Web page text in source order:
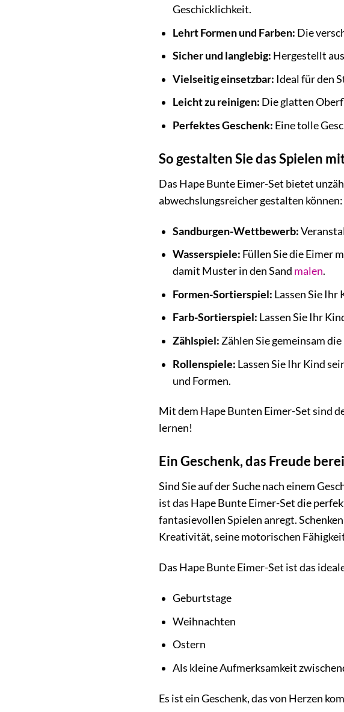
Geschicklichkeit.
Lehrt Formen und Farben: Die
Sicher und langlebig: Hergestellt
Vielseitig einsetzbar: Ideal für den
Leicht zu reinigen: Die glatten
Perfektes Geschenk: Eine tolle
So gestalten Sie das Spielen
Das Hape Bunte Eimer-Set bietet
abwechslungsreicher gestalten können:
Sandburgen-Wettbewerb:
Wasserspiele: Füllen Sie die Eimer
damit Muster in den Sand malen.
Formen-Sortierspiel: Lassen Sie Ihr
Farb-Sortierspiel: Lassen Sie Ihr
Zählspiel: Zählen Sie gemeinsam
Rollenspiele: Lassen Sie Ihr Kind
und Formen.
Mit dem Hape Bunten Eimer-Set sind
lernen!
Ein Geschenk, das Freude
Sind Sie auf der Suche nach einem
ist das Hape Bunte Eimer-Set die
fantasievollen Spielen anregt.
Kreativität, seine motorischen
Das Hape Bunte Eimer-Set ist das
Geburtstage
Weihnachten
Ostern
Als kleine Aufmerksamkeit
Es ist ein Geschenk, das von Herzen